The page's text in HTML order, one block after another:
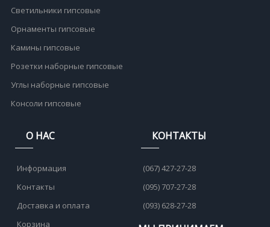
Светильники гипсовые
Орнаменты гипсовые
Камины гипсовые
Розетки наборные гипсовые
Углы наборные гипсовые
Консоли гипсовые
О НАС
Информация
Контакты
Доставка и оплата
Корзина
КОНТАКТЫ
(067) 427-27-28
(095) 707-27-28
(093) 628-27-28